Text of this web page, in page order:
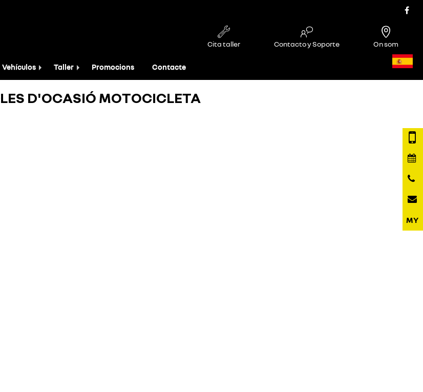
Cita taller Contacto y Soporte On som
Vehículos Taller Promocions Contacte
D'OCASIÓ MOTOCICLETA